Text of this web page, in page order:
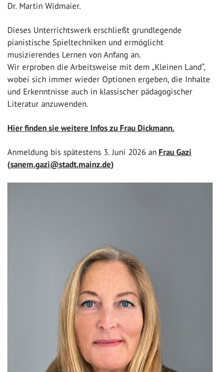
Dr. Martin Widmaier.
Dieses Unterrichtswerk erschließt grundlegende
pianistische Spieltechniken und ermöglicht
musizierendes Lernen von Anfang an.
Wir erproben die Arbeitsweise mit dem „Kleinen Land“,
wobei sich immer wieder Optionen ergeben, die Inhalte
und Erkenntnisse auch in klassischer pädagogischer
Literatur anzuwenden.
Hier finden sie weitere Infos zu Frau Dickmann.
Anmeldung bis spätestens 3. Juni 2026 an Frau Gazi
(sanem.gazi@stadt.mainz.de)